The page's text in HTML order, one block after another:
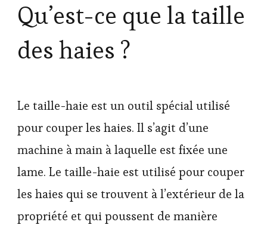
Qu’est-ce que la taille
des haies ?
Le taille-haie est un outil spécial utilisé
pour couper les haies. Il s’agit d’une
machine à main à laquelle est fixée une
lame. Le taille-haie est utilisé pour couper
les haies qui se trouvent à l’extérieur de la
propriété et qui poussent de manière